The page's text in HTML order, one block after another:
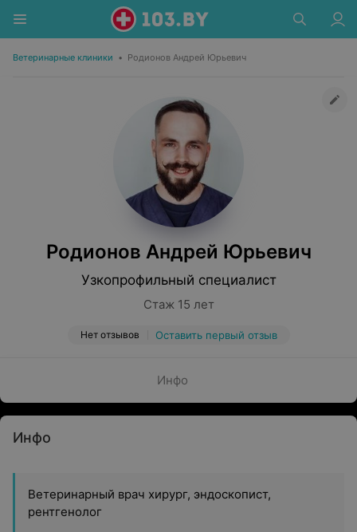
Ветеринарные клиники • Родионов Андрей Юрьевич
Родионов Андрей Юрьевич
Узкопрофильный специалист
Стаж 15 лет
Нет отзывов Оставить первый отзыв
Инфо
Инфо
Ветеринарный врач хирург, эндоскопист,
рентгенолог